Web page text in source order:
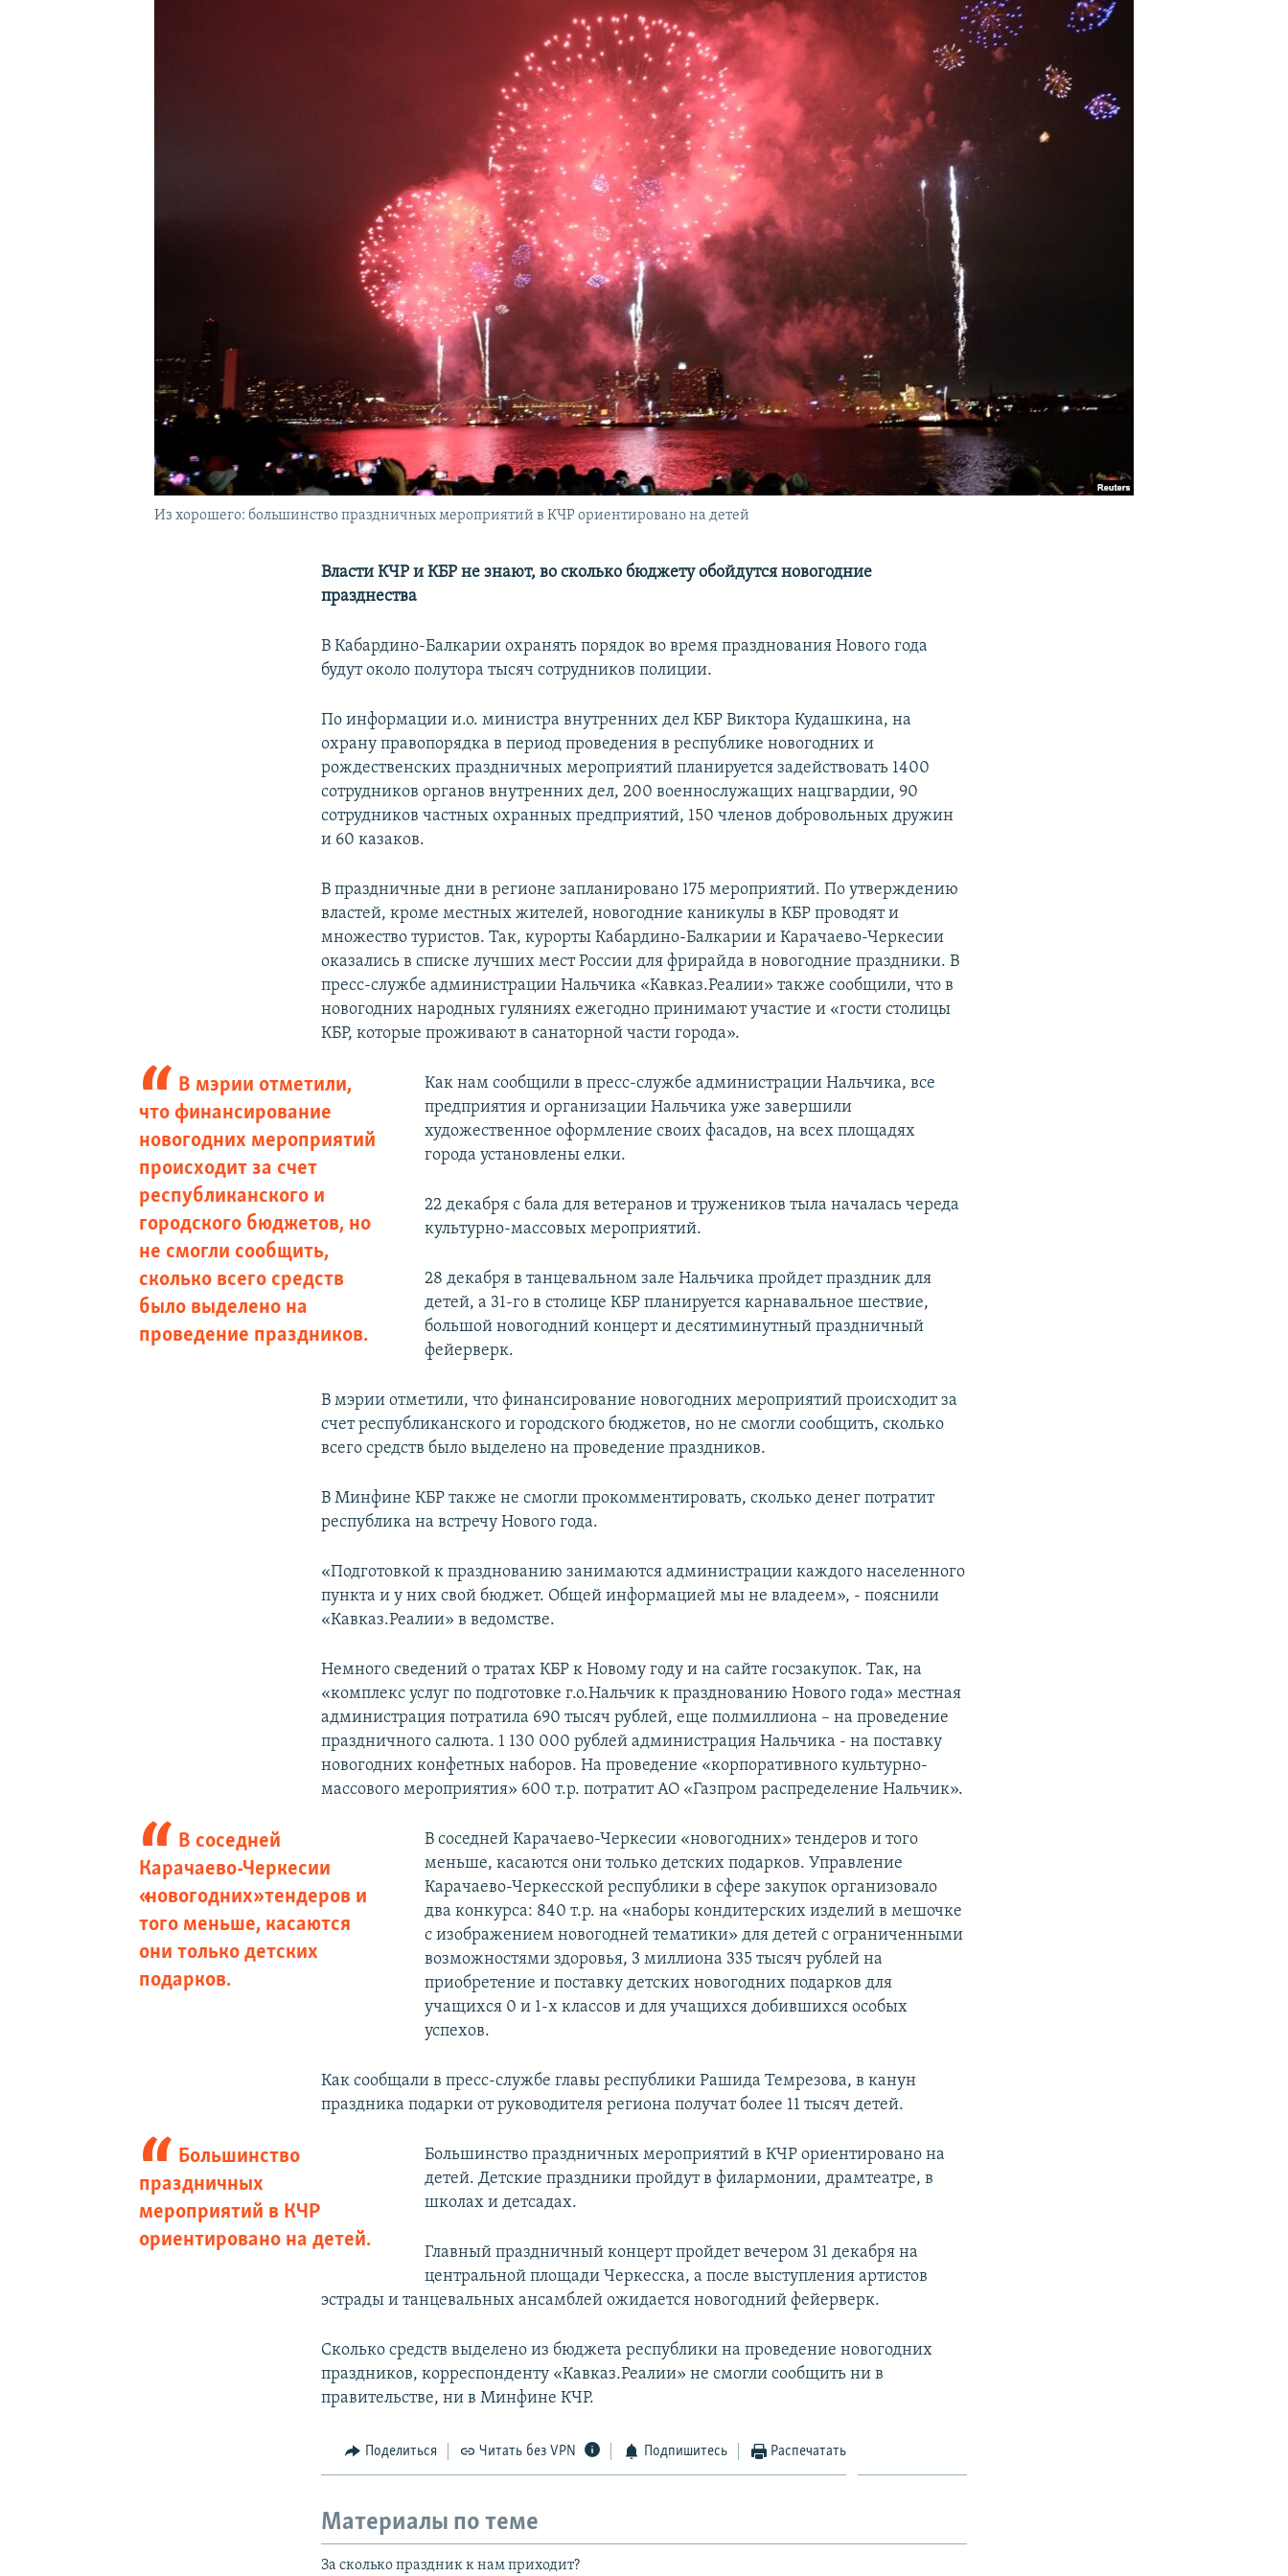
Из хорошего: большинство праздничных мероприятий в КЧР ориентировано на детей
Власти КЧР и КБР не знают, во сколько бюджету обойдутся новогодние
празднества
В Кабардино-Балкарии охранять порядок во время празднования Нового года
будут около полутора тысяч сотрудников полиции.
По информации и.о. министра внутренних дел КБР Виктора Кудашкина, на
охрану правопорядка в период проведения в республике новогодних и
рождественских праздничных мероприятий планируется задействовать 1400
сотрудников органов внутренних дел, 200 военнослужащих нацгвардии, 90
сотрудников частных охранных предприятий, 150 членов добровольных дружин
и 60 казаков.
В праздничные дни в регионе запланировано 175 мероприятий. По утверждению
властей, кроме местных жителей, новогодние каникулы в КБР проводят и
множество туристов. Так, курорты Кабардино-Балкарии и Карачаево-Черкесии
оказались в списке лучших мест России для фрирайда в новогодние праздники. В
пресс-службе администрации Нальчика «Кавказ.Реалии» также сообщили, что в
новогодних народных гуляниях ежегодно принимают участие и «гости столицы
КБР, которые проживают в санаторной части города».
В мэрии отметили,
что финансирование
новогодних мероприятий
происходит за счет
республиканского и
городского бюджетов, но
не смогли сообщить,
сколько всего средств
было выделено на
проведение праздников.
Как нам сообщили в пресс-службе администрации Нальчика, все
предприятия и организации Нальчика уже завершили
художественное оформление своих фасадов, на всех площадях
города установлены елки.
22 декабря с бала для ветеранов и тружеников тыла началась череда
культурно-массовых мероприятий.
28 декабря в танцевальном зале Нальчика пройдет праздник для
детей, а 31-го в столице КБР планируется карнавальное шествие,
большой новогодний концерт и десятиминутный праздничный
фейерверк.
В мэрии отметили, что финансирование новогодних мероприятий происходит за
счет республиканского и городского бюджетов, но не смогли сообщить, сколько
всего средств было выделено на проведение праздников.
В Минфине КБР также не смогли прокомментировать, сколько денег потратит
республика на встречу Нового года.
«Подготовкой к празднованию занимаются администрации каждого населенного
пункта и у них свой бюджет. Общей информацией мы не владеем», - пояснили
«Кавказ.Реалии» в ведомстве.
Немного сведений о тратах КБР к Новому году и на сайте госзакупок. Так, на
«комплекс услуг по подготовке г.о.Нальчик к празднованию Нового года» местная
администрация потратила 690 тысяч рублей, еще полмиллиона – на проведение
праздничного салюта. 1 130 000 рублей администрация Нальчика - на поставку
новогодних конфетных наборов. На проведение «корпоративного культурно-
массового мероприятия» 600 т.р. потратит АО «Газпром распределение Нальчик».
В соседней
Карачаево-Черкесии
«новогодних» тендеров и
того меньше, касаются
они только детских
подарков.
В соседней Карачаево-Черкесии «новогодних» тендеров и того
меньше, касаются они только детских подарков. Управление
Карачаево-Черкесской республики в сфере закупок организовало
два конкурса: 840 т.р. на «наборы кондитерских изделий в мешочке
с изображением новогодней тематики» для детей с ограниченными
возможностями здоровья, 3 миллиона 335 тысяч рублей на
приобретение и поставку детских новогодних подарков для
учащихся 0 и 1-х классов и для учащихся добившихся особых
успехов.
Как сообщали в пресс-службе главы республики Рашида Темрезова, в канун
праздника подарки от руководителя региона получат более 11 тысяч детей.
Большинство
праздничных
мероприятий в КЧР
ориентировано на детей.
Большинство праздничных мероприятий в КЧР ориентировано на
детей. Детские праздники пройдут в филармонии, драмтеатре, в
школах и детсадах.
Главный праздничный концерт пройдет вечером 31 декабря на
центральной площади Черкесска, а после выступления артистов
эстрады и танцевальных ансамблей ожидается новогодний фейерверк.
Сколько средств выделено из бюджета республики на проведение новогодних
праздников, корреспонденту «Кавказ.Реалии» не смогли сообщить ни в
правительстве, ни в Минфине КЧР.
Поделиться Читать без VPN Подпишитесь Распечатать
Материалы по теме
За сколько праздник к нам приходит?